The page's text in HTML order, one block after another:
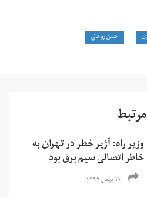
حسن روحاني
مرتبط
وزیر راه: آژیر خطر در تهران به
خاطر اتصالی سیم برق بود
۱۲ بهمن ۱۳۹۹